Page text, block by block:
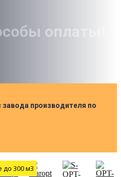
оплаты!
производителя по
300 м3